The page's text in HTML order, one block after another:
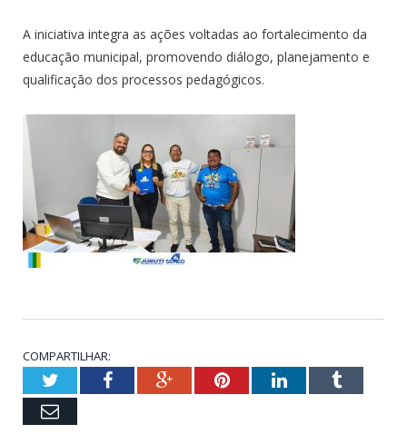
A iniciativa integra as ações voltadas ao fortalecimento da
educação municipal, promovendo diálogo, planejamento e
qualificação dos processos pedagógicos.
COMPARTILHAR:
TwitterFacebookGoogle+PinterestLinkedInTumblr
Email